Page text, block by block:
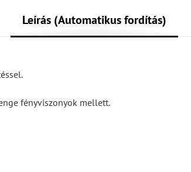
Leírás (Automatikus fordítás)
fényviszonyok mellett.